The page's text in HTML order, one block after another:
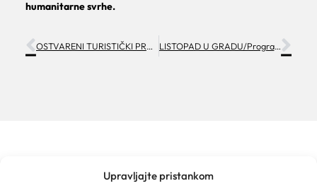
Upravljajte pristankom
humanitarne svrhe.
OSTVARENI TURISTIČKI PROMET RUJAN I PRVIH 9 MJESECI 2024. LISTOPAD U GRADU/Program događanja